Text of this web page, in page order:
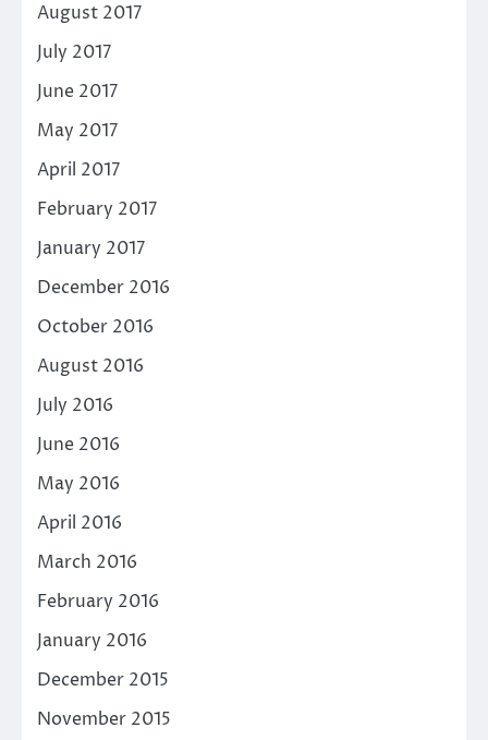
August 2017
July 2017
June 2017
May 2017
April 2017
February 2017
January 2017
December 2016
October 2016
August 2016
July 2016
June 2016
May 2016
April 2016
March 2016
February 2016
January 2016
December 2015
November 2015